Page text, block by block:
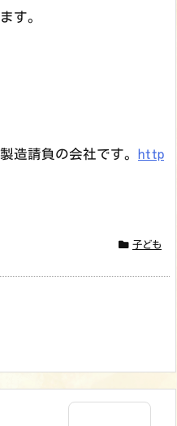
す。
造請負の会社です。 http
子ども